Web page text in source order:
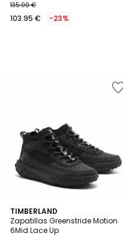
135.00 €
103.95 € -23%
TIMBERLAND
Zapatillas Greenstride Motion
6Mid Lace Up
5
/
5